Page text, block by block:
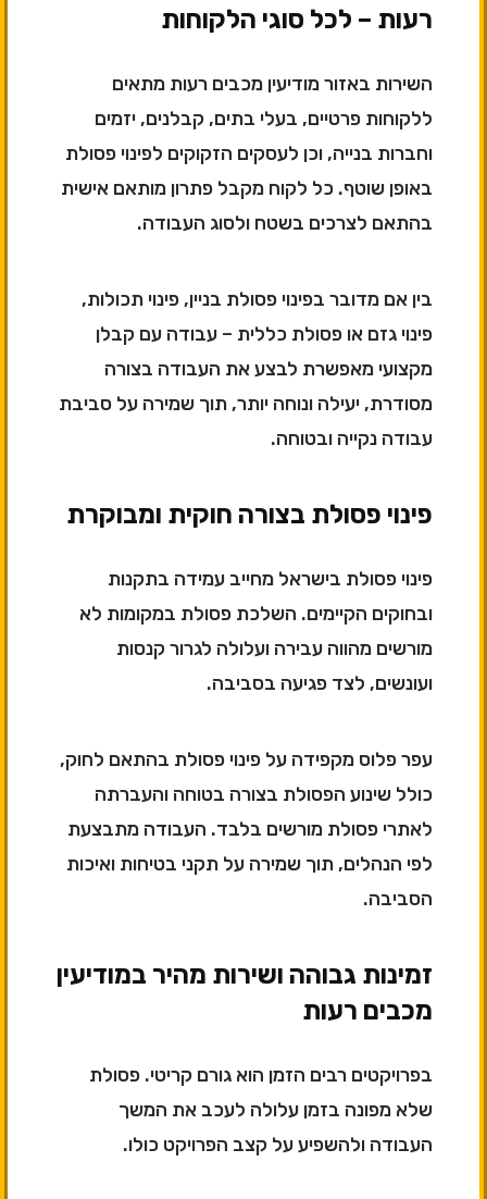
רעות – לכל סוגי הלקוחות
השירות באזור מודיעין מכבים רעות מתאים
ללקוחות פרטיים, בעלי בתים, קבלנים, יזמים
וחברות בנייה, וכן לעסקים הזקוקים לפינוי פסולת
באופן שוטף. כל לקוח מקבל פתרון מותאם אישית
בהתאם לצרכים בשטח ולסוג העבודה.
בין אם מדובר בפינוי פסולת בניין, פינוי תכולות,
פינוי גזם או פסולת כללית – עבודה עם קבלן
מקצועי מאפשרת לבצע את העבודה בצורה
מסודרת, יעילה ונוחה יותר, תוך שמירה על סביבת
עבודה נקייה ובטוחה.
פינוי פסולת בצורה חוקית ומבוקרת
פינוי פסולת בישראל מחייב עמידה בתקנות
ובחוקים הקיימים. השלכת פסולת במקומות לא
מורשים מהווה עבירה ועלולה לגרור קנסות
ועונשים, לצד פגיעה בסביבה.
עפר פלוס מקפידה על פינוי פסולת בהתאם לחוק,
כולל שינוע הפסולת בצורה בטוחה והעברתה
לאתרי פסולת מורשים בלבד. העבודה מתבצעת
לפי הנהלים, תוך שמירה על תקני בטיחות ואיכות
הסביבה.
זמינות גבוהה ושירות מהיר במודיעין
מכבים רעות
בפרויקטים רבים הזמן הוא גורם קריטי. פסולת
שלא מפונה בזמן עלולה לעכב את המשך
העבודה ולהשפיע על קצב הפרויקט כולו.